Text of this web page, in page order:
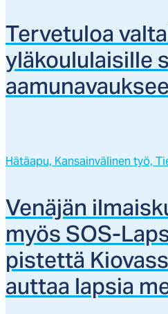
Ter­ve­tu­loa
ylä­kou­lu­lai­sil­le
Hätäapu, Kansainvälinen työ,
Ve­nä­jän
myös SOS-
pis­tet­tä
aut­taa lap­sia